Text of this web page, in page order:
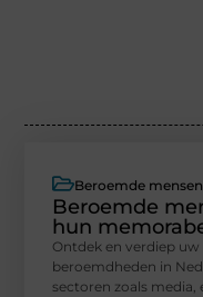
Beroemde mensen
Beroemde
hun
Ontdek en verdiep
beroemdheden in
sectoren zoals